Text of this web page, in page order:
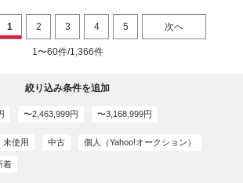
年
51
1 2 3 4 5 次へ
1〜60件/1,366件
絞り込み条件を追加
〜2,463,999円 〜3,168,999円
未使用 中古 個人（Yahoo!オークション）
着